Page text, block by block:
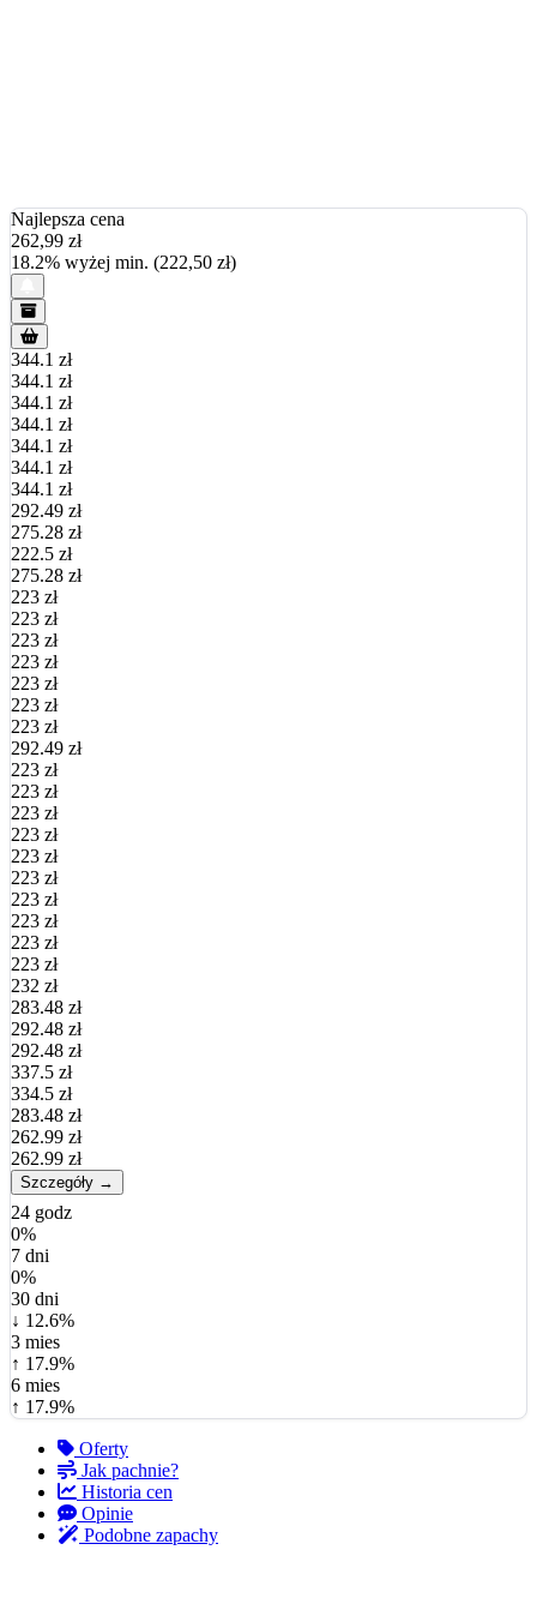
Najlepsza cena
262,99 zł
18.2% wyżej min. (222,50 zł)
344.1 zł
344.1 zł
344.1 zł
344.1 zł
344.1 zł
344.1 zł
344.1 zł
292.49 zł
275.28 zł
222.5 zł
275.28 zł
223 zł
223 zł
223 zł
223 zł
223 zł
223 zł
223 zł
292.49 zł
223 zł
223 zł
223 zł
223 zł
223 zł
223 zł
223 zł
223 zł
223 zł
223 zł
232 zł
283.48 zł
292.48 zł
292.48 zł
337.5 zł
334.5 zł
283.48 zł
262.99 zł
262.99 zł
Szczegóły →
24 godz
0%
7 dni
0%
30 dni
↓ 12.6%
3 mies
↑ 17.9%
6 mies
↑ 17.9%
Oferty
Jak pachnie?
Historia cen
Opinie
Podobne zapachy